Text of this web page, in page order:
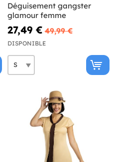
Déguisement gangster
glamour femme
27,49 € 49,99 €
DISPONIBLE